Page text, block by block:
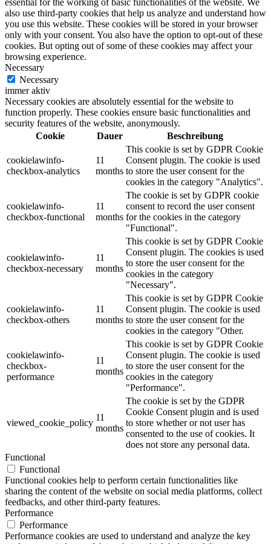
essential for the working of basic functionalities of the website. We
also use third-party cookies that help us analyze and understand how
you use this website. These cookies will be stored in your browser
only with your consent. You also have the option to opt-out of these
cookies. But opting out of some of these cookies may affect your
browsing experience.
Necessary
Necessary
immer aktiv
Necessary cookies are absolutely essential for the website to
function properly. These cookies ensure basic functionalities and
security features of the website, anonymously.
Cookie
Dauer Beschreibung
cookielawinfo-
checkbox-analytics
11
months
This cookie is set by GDPR Cookie
Consent plugin. The cookie is used
to store the user consent for the
cookies in the category "Analytics".
cookielawinfo-
checkbox-functional
11
months
The cookie is set by GDPR cookie
consent to record the user consent
for the cookies in the category
"Functional".
cookielawinfo-
checkbox-necessary
11
months
This cookie is set by GDPR Cookie
Consent plugin. The cookies is used
to store the user consent for the
cookies in the category
"Necessary".
cookielawinfo-
checkbox-others
11
months
This cookie is set by GDPR Cookie
Consent plugin. The cookie is used
to store the user consent for the
cookies in the category "Other.
cookielawinfo-
checkbox-
performance
11
months
This cookie is set by GDPR Cookie
Consent plugin. The cookie is used
to store the user consent for the
cookies in the category
"Performance".
viewed_cookie_policy
11
months
The cookie is set by the GDPR
Cookie Consent plugin and is used
to store whether or not user has
consented to the use of cookies. It
does not store any personal data.
Functional
Functional
Functional cookies help to perform certain functionalities like
sharing the content of the website on social media platforms, collect
feedbacks, and other third-party features.
Performance
Performance
Performance cookies are used to understand and analyze the key